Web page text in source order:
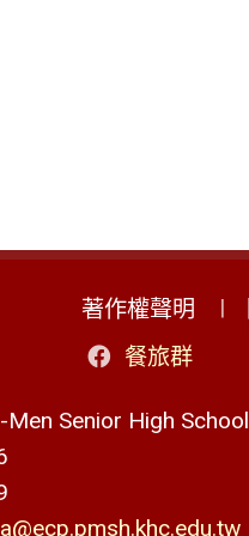
著作權聲明
餐旅群
Senior High School